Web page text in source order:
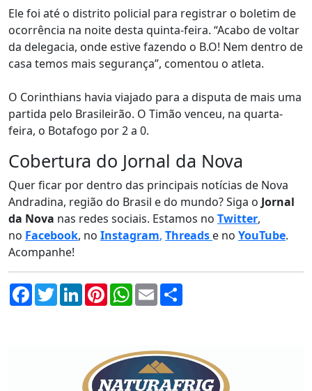
Ele foi até o distrito policial para registrar o boletim de
ocorrência na noite desta quinta-feira. “Acabo de voltar
da delegacia, onde estive fazendo o B.O! Nem dentro de
casa temos mais segurança”, comentou o atleta.
O Corinthians havia viajado para a disputa de mais uma
partida pelo Brasileirão. O Timão venceu, na quarta-
feira, o Botafogo por 2 a 0.
Cobertura do Jornal da Nova
Quer ficar por dentro das principais notícias de Nova
Andradina, região do Brasil e do mundo? Siga o Jornal
da Nova nas redes sociais. Estamos no Twitter,
no Facebook, no Instagram, Threads e no YouTube.
Acompanhe!
Facebook
TwitterLinkedInPinterestWhatsApp
Email